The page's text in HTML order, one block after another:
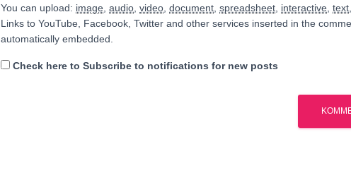
You can upload: image, audio, video, document, spreadsheet, interactive, text
Links to YouTube, Facebook, Twitter and other services inserted in the
automatically embedded.
Check here to Subscribe to notifications for new posts